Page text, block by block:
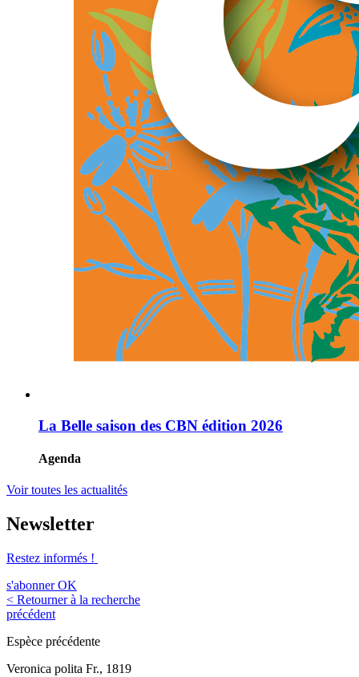
La Belle saison des CBN édition 2026
Agenda
Voir toutes les actualités
Newsletter
Restez informés !
s'abonner OK
< Retourner à la recherche
précédent
Espèce précédente
Veronica polita Fr., 1819